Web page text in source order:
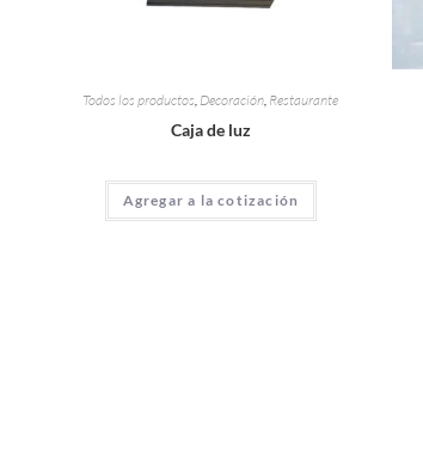
Todos los productos, Decoración, Restaurante
Caja de luz
Agregar a la cotización